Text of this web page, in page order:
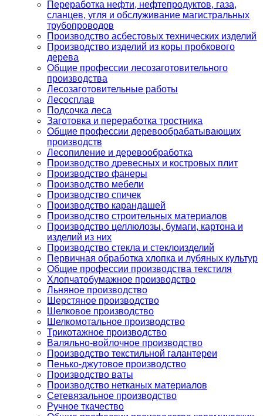
Переработка нефти, нефтепродуктов, газа,
сланцев, угля и обслуживание магистральных
трубопроводов
Производство асбестовых технических изделий
Производство изделий из коры пробкового
дерева
Общие профессии лесозаготовительного
производства
Лесозаготовительные работы
Лесосплав
Подсочка леса
Заготовка и переработка тростника
Общие профессии деревообрабатывающих
производств
Лесопиление и деревообработка
Производство древесных и костровых плит
Производство фанеры
Производство мебели
Производство спичек
Производство карандашей
Производство строительных материалов
Производство целлюлозы, бумаги, картона и
изделий из них
Производство стекла и стеклоизделий
Первичная обработка хлопка и лубяных культур
Общие профессии производства текстиля
Хлопчатобумажное производство
Льняное производство
Шерстяное производство
Шелковое производство
Шелкомотальное производство
Трикотажное производство
Валяльно-войлочное производство
Производство текстильной галантереи
Пенько-джутовое производство
Производство ваты
Производство нетканых материалов
Сетевязальное производство
Ручное ткачество